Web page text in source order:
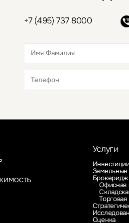
+7 (495) 737 8000
Услуги
Земельные
Брокеридж
Офисная
Оценка